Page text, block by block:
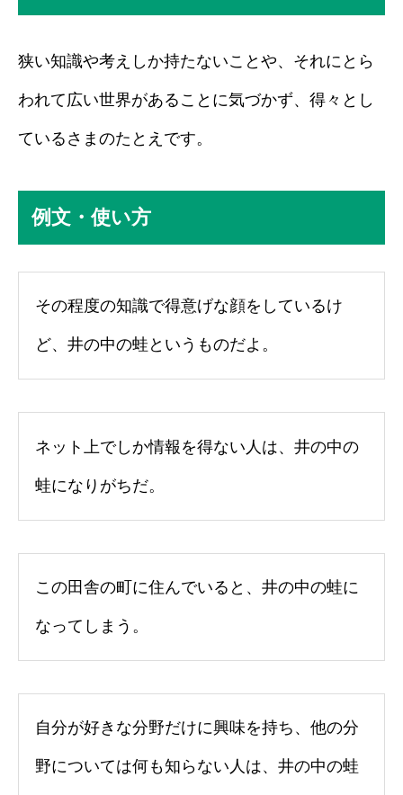
狭い知識や考えしか持たないことや、それにとら
われて広い世界があることに気づかず、得々とし
ているさまのたとえです。
例文・使い方
その程度の知識で得意げな顔をしているけ
ど、井の中の蛙というものだよ。
ネット上でしか情報を得ない人は、井の中の
蛙になりがちだ。
この田舎の町に住んでいると、井の中の蛙に
なってしまう。
自分が好きな分野だけに興味を持ち、他の分
野については何も知らない人は、井の中の蛙